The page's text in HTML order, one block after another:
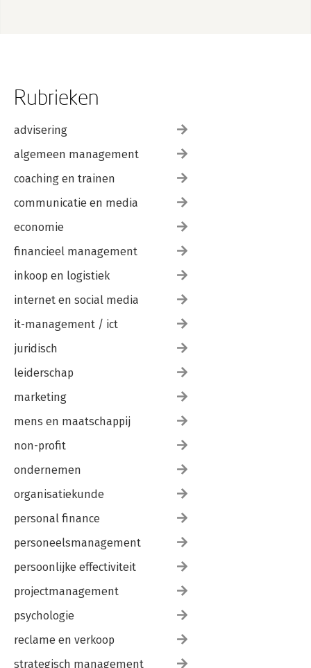
Rubrieken
advisering
algemeen management
coaching en trainen
communicatie en media
economie
financieel management
inkoop en logistiek
internet en social media
it-management / ict
juridisch
leiderschap
marketing
mens en maatschappij
non-profit
ondernemen
organisatiekunde
personal finance
personeelsmanagement
persoonlijke effectiviteit
projectmanagement
psychologie
reclame en verkoop
strategisch management